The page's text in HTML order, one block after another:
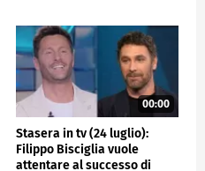
00:00
Stasera in tv (24 luglio):
Filippo Bisciglia vuole
attentare al successo di